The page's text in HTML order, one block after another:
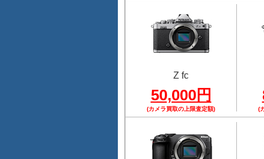
Z fc
50,000円
(カメラ買取の上限査定額) (